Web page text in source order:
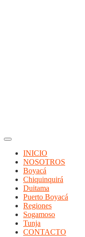
INICIO
NOSOTROS
Boyacá
Chiquinquirá
Duitama
Puerto Boyacá
Regiones
Sogamoso
Tunja
CONTACTO